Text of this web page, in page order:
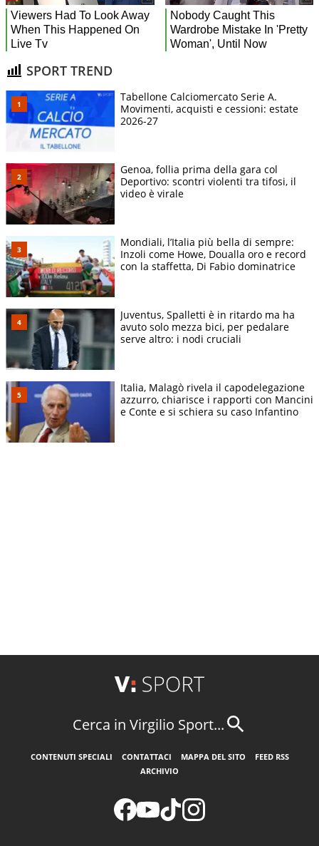
SPORT TREND
Tabellone Calciomercato Serie A.
Movimenti, acquisti e cessioni: estate
2026-27
Genoa, follia prima della gara col
Deportivo: scontri violenti tra tifosi, il
video è virale
Mondiali, l’Italia più bella di sempre:
Inzoli come Howe, Doualla oro e record
con la staffetta, Di Fabio dominatrice
Juventus, Spalletti è in ritardo ma ha
avuto solo mezza bici, per pedalare
serve altro: i nodi cruciali
Italia, Malagò rivela il capodelegazione
azzurro, chiarisce i rapporti con Mancini
e Conte e si schiera su caso Infantino
Cerca in Virgilio Sport...
CONTENUTI SPECIALI CONTATTACI MAPPA DEL SITO
FEED RSS
ARCHIVIO